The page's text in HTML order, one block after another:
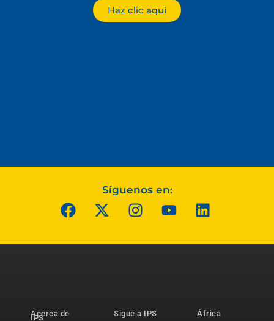
Haz clic aquí
Síguenos en:
Acerca de
IPS
Sigue a IPS
África